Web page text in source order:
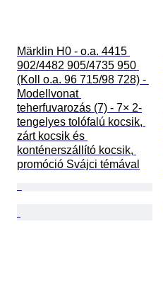
Märklin H0 - o.a. 4415
902/4482 905/4735 950
(Koll o.a. 96 715/98 728) -
Modellvonat
teherfuvarozás (7) - 7× 2-
tengelyes tolófalú kocsik,
zárt kocsik és
konténerszállító kocsik,
promóció Svájci témával